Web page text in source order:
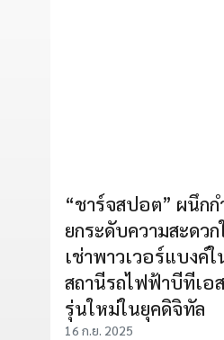
“ชาร์จสปอต” ผนึก
ยกระดับความสะดว
เช่าพาวเวอร์แบงค์
สถานีรถไฟฟ้าบีทีเอ
รุ่นใหม่ในยุคดิจิทัล
16 ก.ย. 2025